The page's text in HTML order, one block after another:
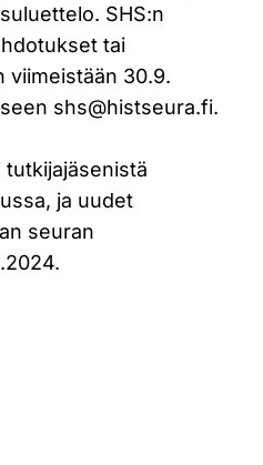
SHS:n
tai
viimeistään 30.9.
shs@histseura.fi.
tutkijajäsenistä
ja uudet
seuran